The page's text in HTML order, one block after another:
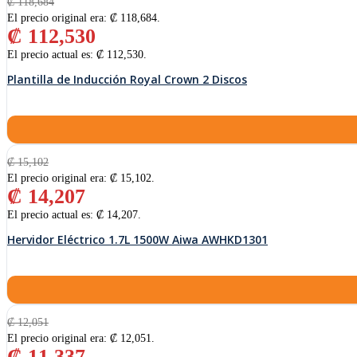
El precio original era: ₡ 118,684.
₡ 112,530
El precio actual es: ₡ 112,530.
Plantilla de Inducción Royal Crown 2 Discos
₡15,102
El precio original era: ₡ 15,102.
₡ 14,207
El precio actual es: ₡ 14,207.
Hervidor Eléctrico 1.7L 1500W Aiwa AWHKD1301
₡12,051
El precio original era: ₡ 12,051.